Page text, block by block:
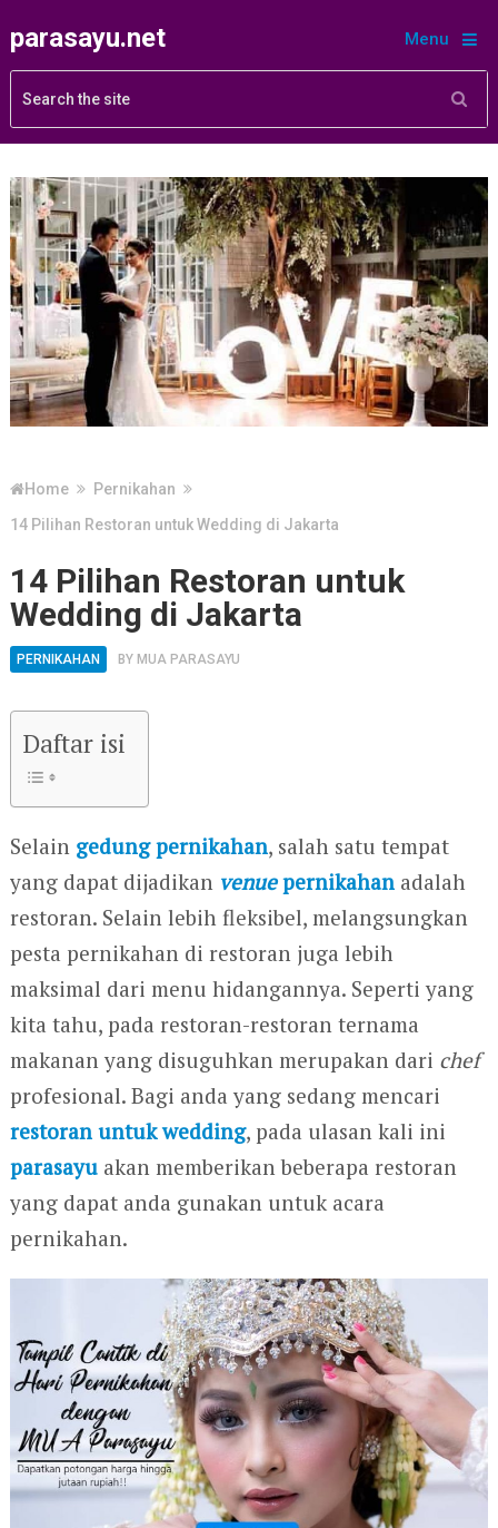
parasayu.net Menu
Home
Pernikahan
14 Pilihan Restoran untuk Wedding di Jakarta
14 Pilihan Restoran untuk
Wedding di Jakarta
PERNIKAHAN BY MUA PARASAYU
Daftar isi
Selain gedung pernikahan, salah satu tempat
yang dapat dijadikan venuepernikahanadalah
restoran. Selain lebih fleksibel, melangsungkan
pesta pernikahan di restoran juga lebih
maksimal dari menu hidangannya. Seperti yang
kita tahu, pada restoran-restoran ternama
makanan yang disuguhkan merupakan dari chef
profesional. Bagi anda yang sedang mencari
restoran untuk wedding, pada ulasan kali ini
parasayuakan memberikan beberapa restoran
yang dapat anda gunakan untuk acara
pernikahan.